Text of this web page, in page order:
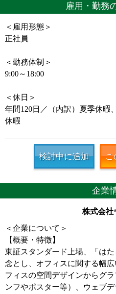
雇用・勤務
＜雇用形態＞
正社員
＜勤務体制＞
9:00～18:00
＜休日＞
年間120日／（内訳）夏季休暇
休暇
検討中に追加 こ
企業
株式会社
＜企業について＞
【概要・特徴】
東証スタンダード上場、「は
念とし、オフィスに関する幅
フィスの空間デザインからグ
ンフやポスター等）、ウェブ